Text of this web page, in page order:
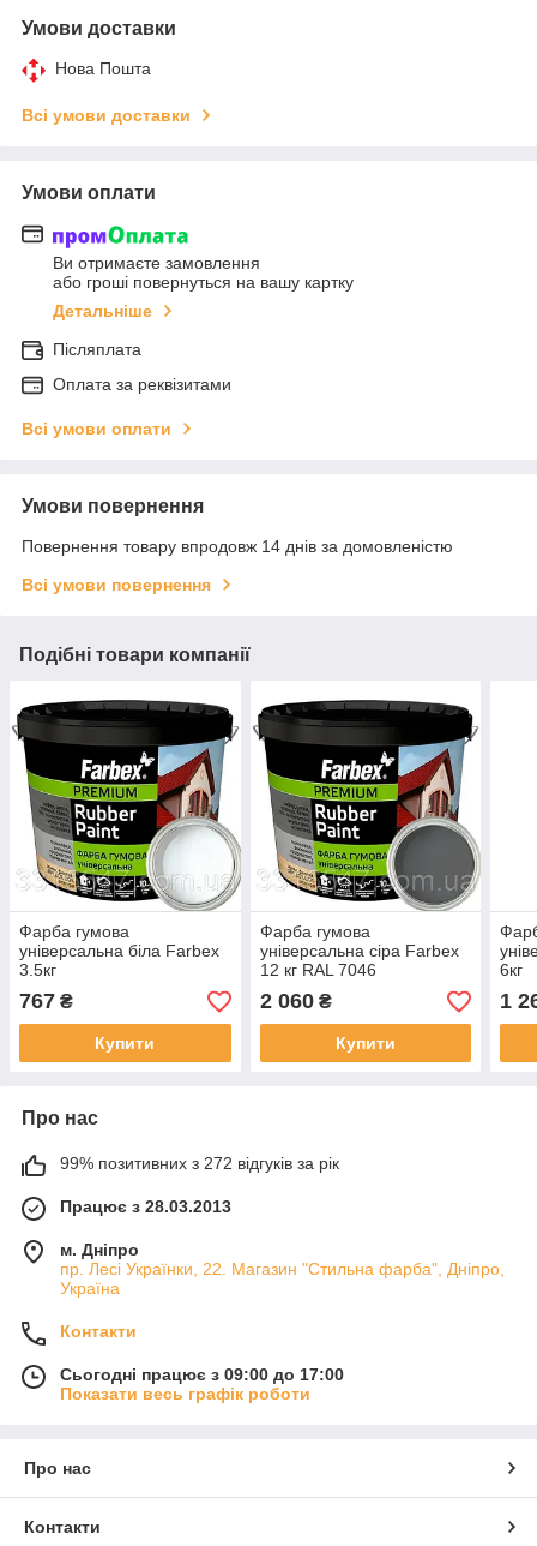
Умови доставки
Нова Пошта
Всі умови доставки
Умови оплати
Ви отримаєте замовлення
або гроші повернуться на вашу картку
Детальніше
Післяплата
Оплата за реквізитами
Всі умови оплати
Умови повернення
Повернення товару впродовж 14 днів за домовленістю
Всі умови повернення
Подібні товари компанії
Фарба гумова
універсальна біла Farbex
3.5кг
767 ₴
Купити
Фарба гумова
універсальна сіра Farbex
12 кг RAL 7046
2 060₴
Купити
6кг
1
Про нас
99% позитивних з 272 відгуків за рік
Працює з 28.03.2013
м. Дніпро
пр. Лесі Українки, 22. Магазин "Стильна фарба", Дніпро,
Україна
Контакти
Сьогодні працює з 09:00 до 17:00
Показати весь графік роботи
Про нас
Контакти